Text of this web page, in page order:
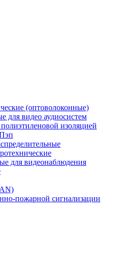
(оптоволоконные)
для видео аудиосистем
изоляцией
для видеонаблюдения
пожарной сигнализации